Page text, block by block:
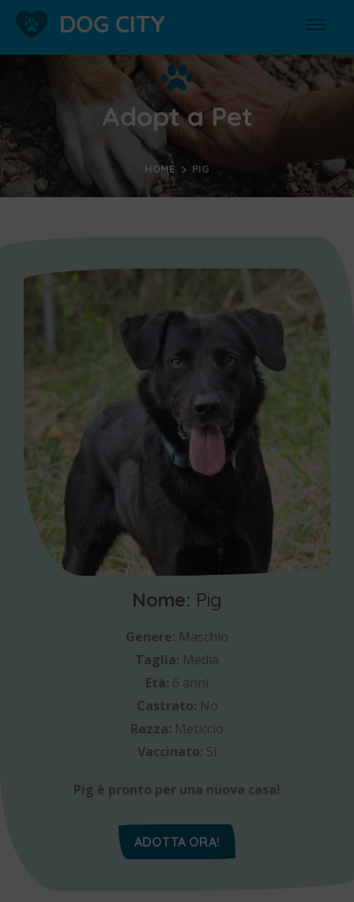
DOG CITY
Adopt a Pet
HOME PIG
Nome: Pig
Genere: Maschio
Taglia: Media
Età: 6 anni
Castrato: No
Razza: Meticcio
Vaccinato: Sì
Pig è pronto per una nuova casa!
ADOTTA ORA!